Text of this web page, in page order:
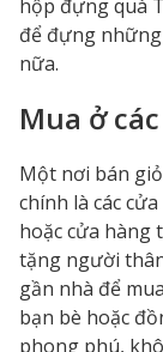
hộp đựng quà
để đựng
nữa.
Mua ở
Một nơi bán
chính là các
hoặc cửa hàng
tặng người
gần nhà để
bạn bè hoặc
phong phú,